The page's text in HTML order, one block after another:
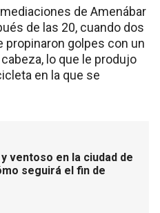
de Amenábar
de las 20, cuando dos
propinaron golpes con un
lo que le produjo
en la que se
ventoso en la ciudad de
seguirá el fin de